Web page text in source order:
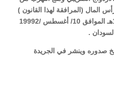
المال (المرافقة لهذا القانون )
المبرمة بتاريخ 28/ربيع ثاني / 1423هـ الموافق 10/ أغسطس /19992
.
صدوره وينشر في الجريدة